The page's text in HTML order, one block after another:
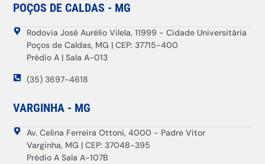
POÇOS DE CALDAS - MG
Rodovia José Aurélio Vilela, 11999 - Cidade Universitária
Poços de Caldas, MG | CEP: 37715-400
Prédio A | Sala A-013
(35) 3697-4618
VARGINHA - MG
Av. Celina Ferreira Ottoni, 4000 - Padre Vitor
Varginha, MG | CEP: 37048-395
Prédio A Sala A-107B